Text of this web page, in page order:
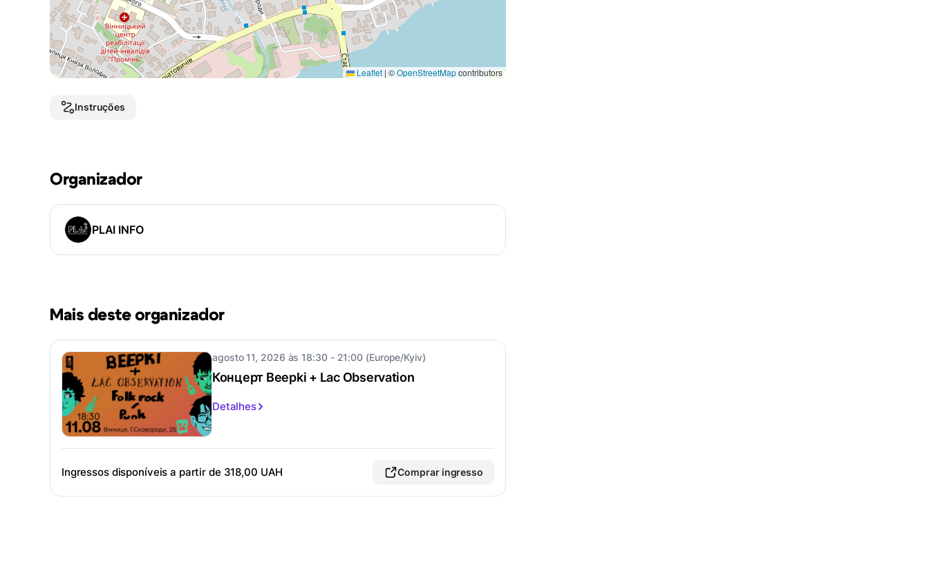
Leaflet | ©OpenStreetMapcontributors
Instruções
Organizador
PLAI INFO
Mais deste organizador
agosto 11, 2026 às 18:30 - 21:00 (Europe/Kyiv)
Концерт Beepki + Lac Observation
Detalhes
Ingressos disponíveis a partir de 318,00 UAH Comprar ingresso